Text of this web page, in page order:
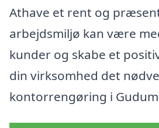
Athave et rent og
arbejdsmiljø kan være
kunder og skabe et
din virksomhed det
kontorrengøring i